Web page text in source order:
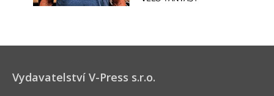
Vydavatelství V-Press s.r.o.